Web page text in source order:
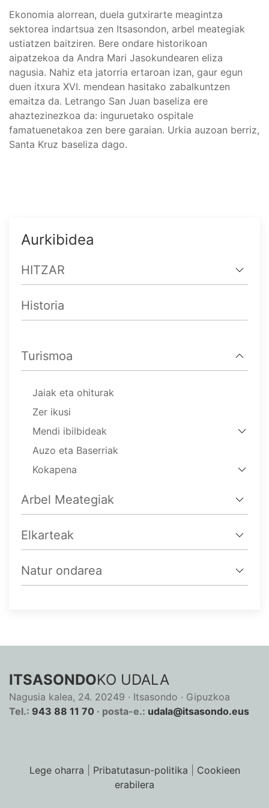
Ekonomia alorrean, duela gutxirarte meagintza
sektorea indartsua zen Itsasondon, arbel meategiak
ustiatzen baitziren. Bere ondare historikoan
aipatzekoa da Andra Mari Jasokundearen eliza
nagusia. Nahiz eta jatorria ertaroan izan, gaur egun
duen itxura XVI. mendean hasitako zabalkuntzen
emaitza da. Letrango San Juan baseliza ere
ahaztezinezkoa da: inguruetako ospitale
famatuenetakoa zen bere garaian. Urkia auzoan berriz,
Santa Kruz baseliza dago.
Aurkibidea
HITZAR
Historia
Turismoa
Jaiak eta ohiturak
Zer ikusi
Mendi ibilbideak
Auzo eta Baserriak
Kokapena
Arbel Meategiak
Elkarteak
Natur ondarea
ITSASONDOKO UDALA
Nagusia kalea, 24. 20249 · Itsasondo · Gipuzkoa
Tel.: 943 88 11 70 · posta-e.: udala@itsasondo.eus
Lege oharra Pribatutasun-politika
Cookieen
erabilera